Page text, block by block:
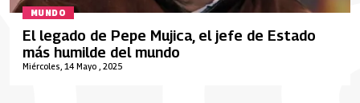
MUNDO
Miércoles, 14 Mayo , 2025
El legado de Pepe Mujica, el jefe de Estado
más humilde del mundo